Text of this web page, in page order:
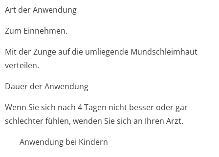
Art der Anwendung
Zum Einnehmen.
Mit der Zunge auf die umliegende Mundschleimhaut
verteilen.
Dauer der Anwendung
Wenn Sie sich nach 4 Tagen nicht besser oder gar
schlechter fühlen, wenden Sie sich an Ihren Arzt.
Anwendung bei Kindern